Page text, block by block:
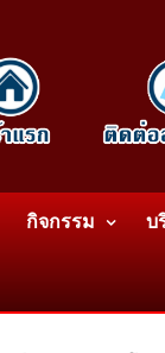
กิจกรรม บ